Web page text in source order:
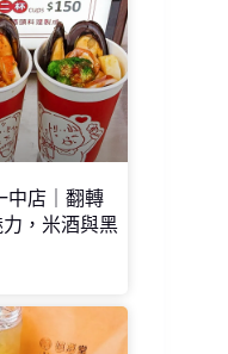
中店｜翻轉
，米酒與黑